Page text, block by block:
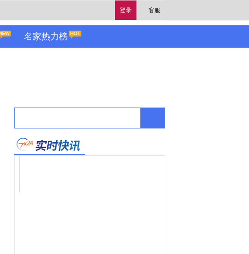
登录 客服
名家热力榜